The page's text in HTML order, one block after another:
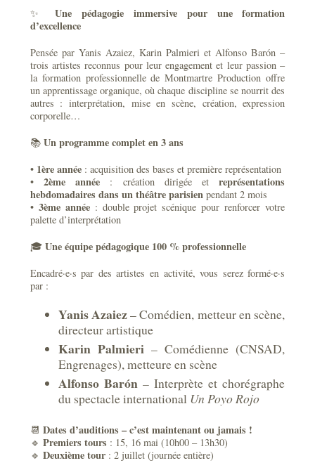
✨Une pédagogie immersive pour une formation
d’excellence
Pensée par Yanis Azaiez, Karin Palmieri et Alfonso Barón –
trois artistes reconnus pour leur engagement et leur passion –
la formation professionnelle de Montmartre Production offre
un apprentissage organique, où chaque discipline se nourrit des
autres : interprétation, mise en scène, création, expression
corporelle…
📚 Un programme complet en 3 ans
• 1ère année: acquisition des bases et première représentation
• 2ème année : création dirigée etreprésentations
hebdomadaires dans un théâtre parisienpendant 2 mois
• 3ème année: double projet scénique pour renforcer votre
palette d’interprétation
🎓 Une équipe pédagogique 100 % professionnelle
Encadré·e·s par des artistes en activité, vous serez formé·e·s
par :
Yanis Azaiez– Comédien, metteur en scène,
directeur artistique
Karin Palmieri– Comédienne (CNSAD,
Engrenages), metteure en scène
Alfonso Barón– Interprète et chorégraphe
du spectacle international Un Poyo Rojo
📆 Dates d’auditions – c’est maintenant ou jamais !
🔹 Premiers tours : 15, 16 mai (10h00 – 13h30)
🔹 Deuxième tour: 2 juillet (journée entière)